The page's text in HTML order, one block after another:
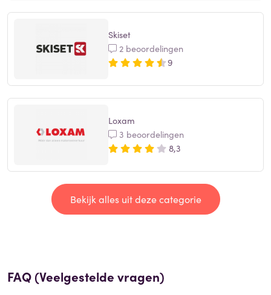
Skiset
2 beoordelingen
9
Loxam
3 beoordelingen
8,3
Bekijk alles uit deze categorie
FAQ (Veelgestelde vragen)